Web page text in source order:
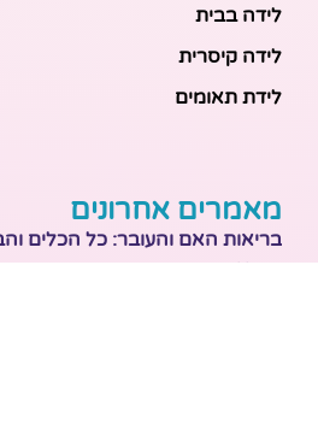
לידה בבית
לידה קיסרית
לידת תאומים
מאמרים אחרונים
בריאות האם והעובר: כל הכלים
ובריא